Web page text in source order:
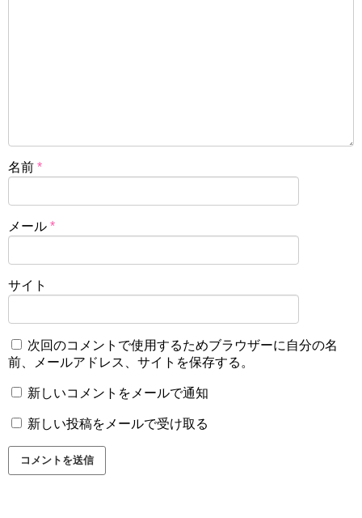
名前 *
メール *
サイト
次回のコメントで使用するためブラウザーに自分の名
前、メールアドレス、サイトを保存する。
新しいコメントをメールで通知
新しい投稿をメールで受け取る